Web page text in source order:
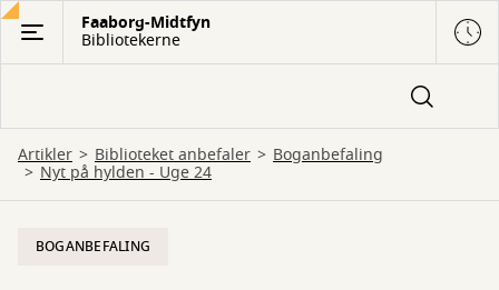
Gå
hovedindhold
Faaborg-Midtfyn
Bibliotekerne
Artikler Biblioteket anbefaler Boganbefaling
Nyt på hylden - Uge 24
BOGANBEFALING